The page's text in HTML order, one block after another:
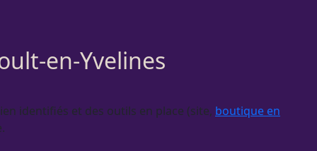
en-Yvelines
identifiés et des outils en place (site, boutique en